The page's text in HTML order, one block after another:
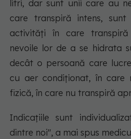
litri, dar sunt unii care au
care transpiră intens,
activități în care
nevoile lor de a se hidrata
decât o persoană care
cu aer condiționat, în care
fizică, în care nu transpiră
Indicațiile sunt
dintre noi", a mai spus